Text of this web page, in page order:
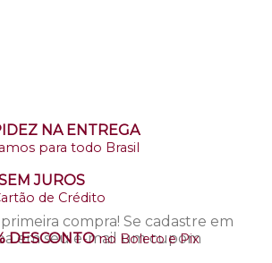
NA ENTREGA
para todo Brasil
JUROS
de Crédito
DESCONTO no Boleto e Pix
compra! Se cadastre em
em seu e-mail um cupom